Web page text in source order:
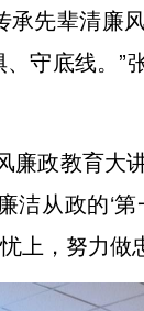
先辈清廉
守底线。”
政教育大
从政的‘
上，努力做